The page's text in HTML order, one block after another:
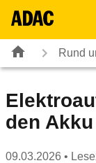
Rund
den
09.03.2026 •